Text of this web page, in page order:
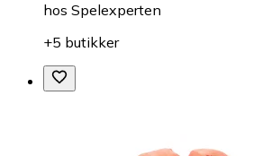
hos Spelexperten
+5 butikker